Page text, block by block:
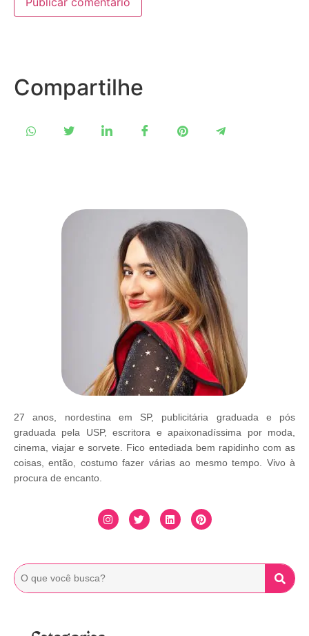
Compartilhe
27 anos, nordestina em SP, publicitária graduada e pós
graduada pela USP, escritora e apaixonadíssima por moda,
cinema, viajar e sorvete. Fico entediada bem rapidinho com as
coisas, então, costumo fazer várias ao mesmo tempo. Vivo à
procura de encanto.